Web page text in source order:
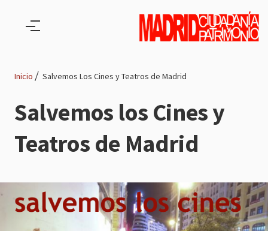
Ruta
de
navegación
Inicio Salvemos Los Cines y Teatros de Madrid
Salvemos los Cines y
Teatros de Madrid